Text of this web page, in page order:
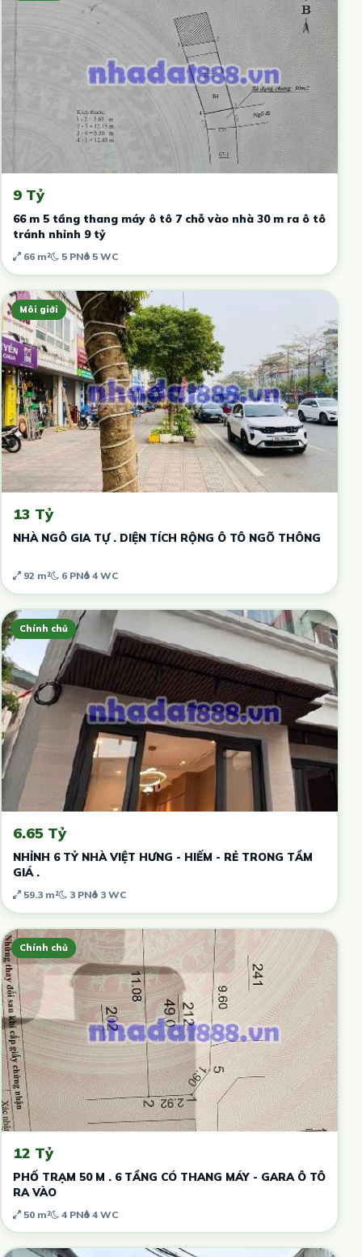
9 Tỷ
66 m 5 tầng thang máy ô tô 7 chỗ vào nhà 30 m ra ô tô
tránh nhỉnh 9 tỷ
66 m² 5 PN 5 WC
Môi giới
13 Tỷ
NHÀ NGÔ GIA TỰ . DIỆN TÍCH RỘNG Ô TÔ NGÕ THÔNG
92 m² 6 PN 4 WC
Chính chủ
6.65 Tỷ
NHỈNH 6 TỶ NHÀ VIỆT HƯNG - HIẾM - RẺ TRONG TẦM
GIÁ .
59.3 m² 3 PN 3 WC
Chính chủ
12 Tỷ
PHỐ TRẠM 50 M . 6 TẦNG CÓ THANG MÁY - GARA Ô TÔ
RA VÀO
50 m² 4 PN 4 WC